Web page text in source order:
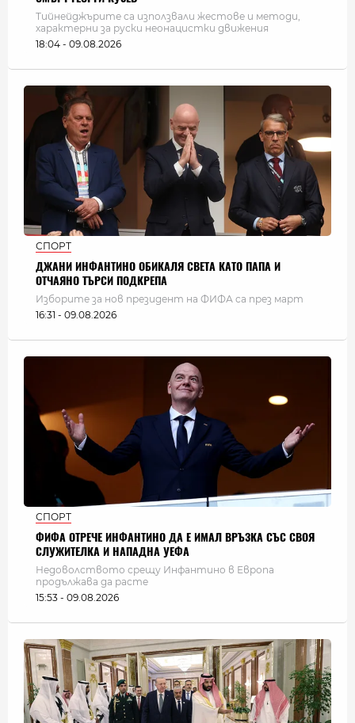
Тийнейджърите са използвали жестове и методи,
характерни за руски неонацистки движения
18:04 - 09.08.2026
СПОРТ
ДЖАНИ ИНФАНТИНО ОБИКАЛЯ СВЕТА КАТО ПАПА И
ОТЧАЯНО ТЪРСИ ПОДКРЕПА
Изборите за нов президент на ФИФА са през март
16:31 - 09.08.2026
СПОРТ
ФИФА ОТРЕЧЕ ИНФАНТИНО ДА Е ИМАЛ ВРЪЗКА СЪС СВОЯ
СЛУЖИТЕЛКА И НАПАДНА УЕФА
Недоволството срещу Инфантино в Европа
продължава да расте
15:53 - 09.08.2026